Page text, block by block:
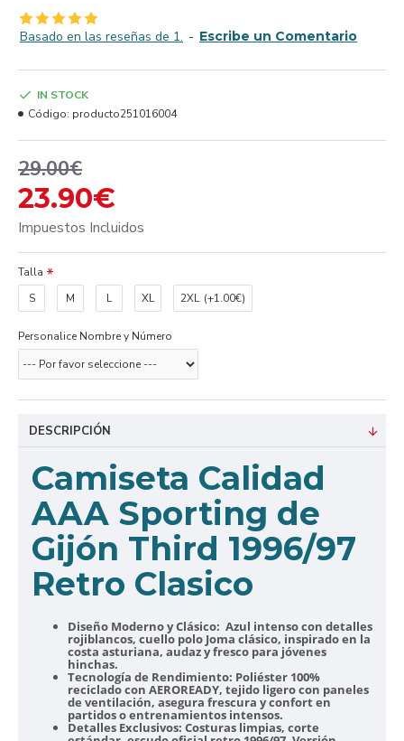
Basado en las reseñas de 1. - Escribe un Comentario
23.90€
29.00€
Impuestos Incluidos
IN STOCK
Código: producto251016004
Talla
S
M L XL 2XL (+1.00€)
Personalice Nombre y Número
DESCRIPCIÓN
Camiseta Calidad
AAA Sporting de
Gijón Third 1996/97
Retro Clasico
Diseño Moderno y Clásico: Azul intenso con detalles
rojiblancos, cuello polo Joma clásico, inspirado en la
costa asturiana, audaz y fresco para jóvenes
hinchas.
Tecnología de Rendimiento: Poliéster 100%
reciclado con AEROREADY, tejido ligero con paneles
de ventilación, asegura frescura y confort en
partidos o entrenamientos intensos.
Detalles Exclusivos: Costuras limpias, corte